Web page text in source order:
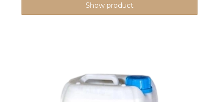
Show product